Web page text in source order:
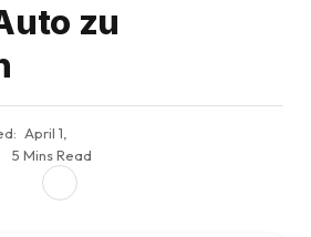
zu
April 1,
5 Mins Read